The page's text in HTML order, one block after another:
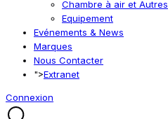
Chambre à air et Autres
Equipement
Evénements & News
Marques
Nous Contacter
">Extranet
Connexion